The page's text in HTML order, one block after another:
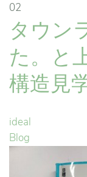
02
タウン
た。と
構造見
ideal
Blog